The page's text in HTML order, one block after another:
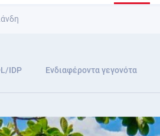
IDP Ενδιαφέροντα γεγονότα